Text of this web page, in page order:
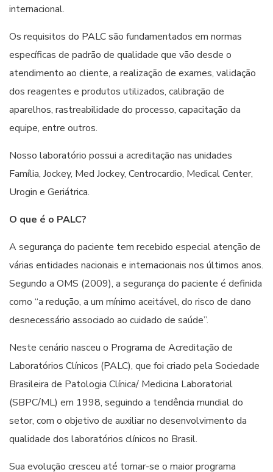
internacional.
Os requisitos do PALC são fundamentados em normas
específicas de padrão de qualidade que vão desde o
atendimento ao cliente, a realização de exames, validação
dos reagentes e produtos utilizados, calibração de
aparelhos, rastreabilidade do processo, capacitação da
equipe, entre outros.
Nosso laboratório possui a acreditação nas unidades
Família, Jockey, Med Jockey, Centrocardio, Medical Center,
Urogin e Geriátrica.
O que é o PALC?
A segurança do paciente tem recebido especial atenção de
várias entidades nacionais e internacionais nos últimos anos.
Segundo a OMS (2009), a segurança do paciente é definida
como “a redução, a um mínimo aceitável, do risco de dano
desnecessário associado ao cuidado de saúde”.
Neste cenário nasceu o Programa de Acreditação de
Laboratórios Clínicos (PALC), que foi criado pela Sociedade
Brasileira de Patologia Clínica/ Medicina Laboratorial
(SBPC/ML) em 1998, seguindo a tendência mundial do
setor, com o objetivo de auxiliar no desenvolvimento da
qualidade dos laboratórios clínicos no Brasil.
Sua evolução cresceu até tornar-se o maior programa